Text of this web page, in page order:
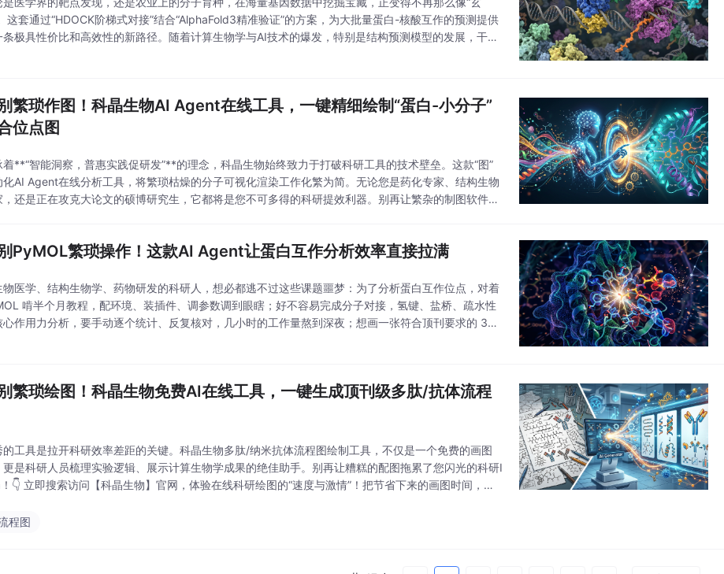
这套通过“HDOCK阶梯式对接”结合“AlphaFold3精准验证”的方案，为大批量蛋白-核酸互作的预测提供
条极具性价比和高效性的新路径。随着计算生物学与AI技术的爆发，特别是结构预测模型的发展，干湿
繁琐作图！科晶生物AI Agent在线工具，一键精细绘制“蛋白-小分子”
位点图
着**“智能洞察，普惠实践促研发”**的理念，科晶生物始终致力于打破科研工具的技术壁垒。这款“图”
化AI Agent在线分析工具，将繁琐枯燥的分子可视化渲染工作化繁为简。无论您是药化专家、结构生物
，还是正在攻克大论文的硕博研究生，它都将是您不可多得的科研提效利器。别再让繁杂的制图软件拖
PyMOL繁琐操作！这款AI Agent让蛋白互作分析效率直接拉满
物医学、结构生物学、药物研发的科研人，想必都逃不过这些课题噩梦：为了分析蛋白互作位点，对着
啃半个月教程，配环境、装插件、调参数调到眼瞎；好不容易完成分子对接，氢键、盐桥、疏水性
心作用力分析，要手动逐个统计、反复核对，几小时的工作量熬到深夜；想画一张符合顶刊要求的 3D
繁琐绘图！科晶生物免费AI在线工具，一键生成顶刊级多肽/抗体流程
的工具是拉开科研效率差距的关键。科晶生物多肽/纳米抗体流程图绘制工具，不仅是一个免费的画图
更是科研人员梳理实验逻辑、展示计算生物学成果的绝佳助手。别再让糟糕的配图拖累了您闪光的科研I
👇 立即搜索访问【科晶生物】官网，体验在线科研绘图的“速度与激情”！把节省下来的画图时间，留
程图